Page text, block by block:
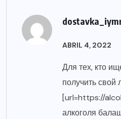
ABRIL 4, 2022
Для тех, кто
получить
[url=https://
алкоголя